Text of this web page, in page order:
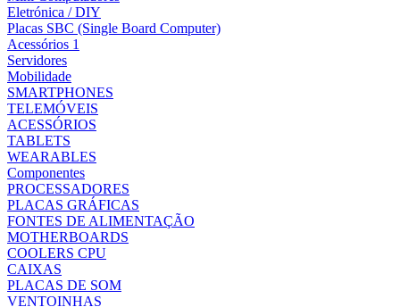
Eletrónica / DIY
Placas SBC (Single Board Computer)
Acessórios 1
Servidores
Mobilidade
SMARTPHONES
TELEMÓVEIS
ACESSÓRIOS
TABLETS
WEARABLES
Componentes
PROCESSADORES
PLACAS GRÁFICAS
FONTES DE ALIMENTAÇÃO
MOTHERBOARDS
COOLERS CPU
CAIXAS
PLACAS DE SOM
VENTOINHAS